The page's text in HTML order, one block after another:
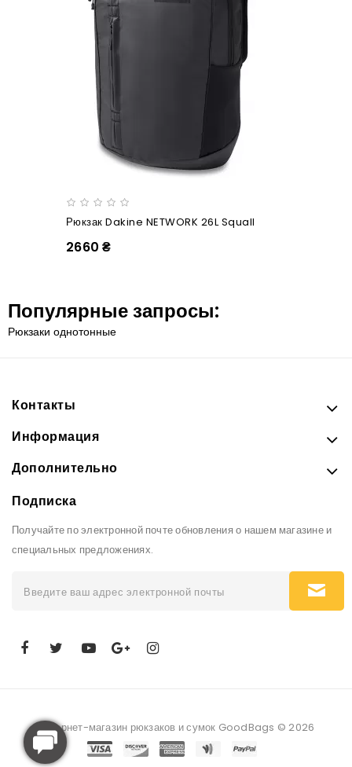
Рюкзак Dakine NETWORK 26L Squall
2660 ₴
Популярные запросы:
Рюкзаки однотонные
Контакты
Информация
Дополнительно
Подписка
Получайте по электронной почте обновления о нашем магазине и
специальных предложениях.
Интернет-магазин рюкзаков и сумок GoodBags © 2026